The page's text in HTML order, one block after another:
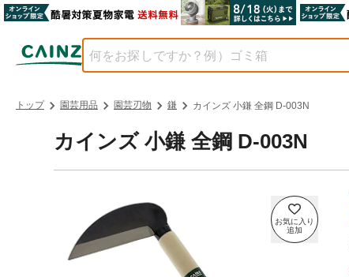
トップ 園芸用品 園芸刃物 鎌 カインズ 小鎌 全鋼 D-003N
カインズ 小鎌 全鋼 D-003N